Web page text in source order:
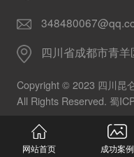
网站首页 成功案例
四川省成都市青
Copyright © 2023 四川昆
All Rights Reserved. 蜀